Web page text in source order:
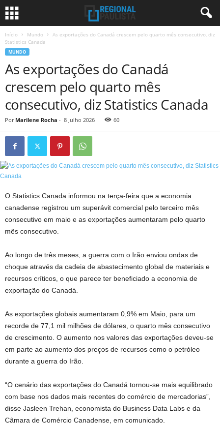
Início Mundo
As exportações do Canadá crescem pelo quarto mês consecutivo, diz
Statistics Canada
MUNDO
As exportações do Canadá
crescem pelo quarto mês
consecutivo, diz Statistics Canada
Por Marilene Rocha - 8 Julho 2026 60
O Statistics Canada informou na terça-feira que a economia
canadense registrou um superávit comercial pelo terceiro mês
consecutivo em maio e as exportações aumentaram pelo quarto
mês consecutivo.
Ao longo de três meses, a guerra com o Irão enviou ondas de
choque através da cadeia de abastecimento global de materiais e
recursos críticos, o que parece ter beneficiado a economia de
exportação do Canadá.
As exportações globais aumentaram 0,9% em Maio, para um
recorde de 77,1 mil milhões de dólares, o quarto mês consecutivo
de crescimento. O aumento nos valores das exportações deveu-se
em parte ao aumento dos preços de recursos como o petróleo
durante a guerra do Irão.
“O cenário das exportações do Canadá tornou-se mais equilibrado
com base nos dados mais recentes do comércio de mercadorias”,
disse Jasleen Trehan, economista do Business Data Labs e da
Câmara de Comércio Canadense, em comunicado.